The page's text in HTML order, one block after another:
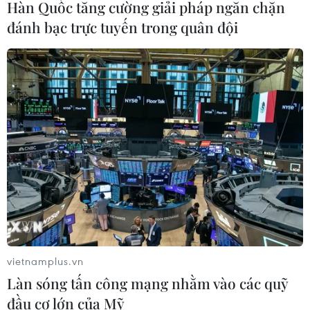
Hàn Quốc tăng cường giải pháp ngăn chặn
đánh bạc trực tuyến trong quân đội
vietnamplus.vn
Làn sóng tấn công mạng nhằm vào các quỹ
đầu cơ lớn của Mỹ